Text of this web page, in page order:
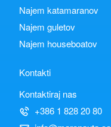
Najem katamaranov
Najem guletov
Najem houseboatov
Kontakti
Kontaktiraj nas
+386 1 828 20 80